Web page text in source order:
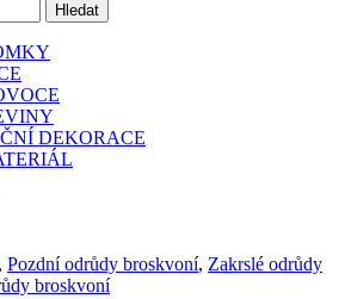
DEKORACE
Pozdní odrůdy broskvoní, Zakrslé odrůdy
broskvoní